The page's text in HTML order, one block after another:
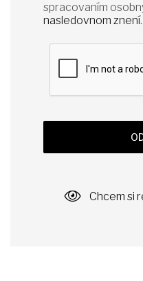
spracovaním
nasledovnom znení.
Chcem si